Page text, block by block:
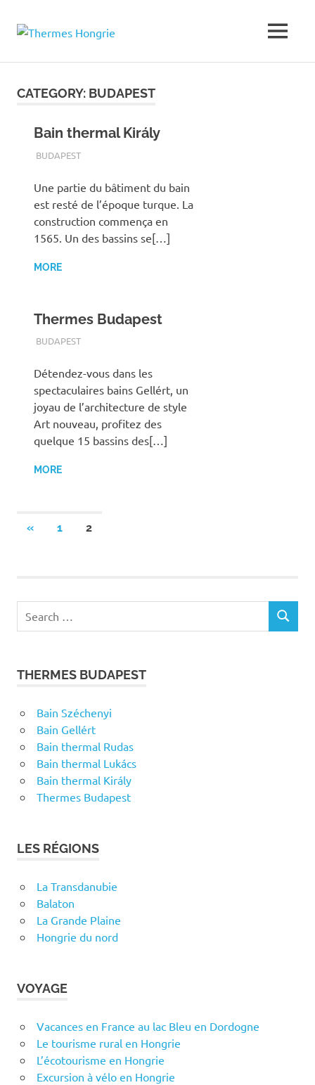
Hongrie
thermaux
Hongrie
MENU
CATEGORY: BUDAPEST
Bain thermal Király
TERMALFURDOK.COM
BUDAPEST
Une partie du bâtiment du bain
est resté de l’époque turque. La
construction commença en
1565. Un des bassins se[…]
MORE
Thermes Budapest
TERMALFURDOK.COM
BUDAPEST
Détendez-vous dans les
spectaculaires bains Gellért, un
joyau de l’architecture de style
Art nouveau, profitez des
quelque 15 bassins des[…]
MORE
Posts
«PREVIOUS
1 2
SEARCH
THERMES BUDAPEST
Bain Széchenyi
Bain Gellért
Bain thermal Rudas
Bain thermal Lukács
Bain thermal Király
Thermes Budapest
LES RÉGIONS
La Transdanubie
Balaton
La Grande Plaine
Hongrie du nord
VOYAGE
Vacances en France au lac Bleu en Dordogne
Le tourisme rural en Hongrie
L’écotourisme en Hongrie
Excursion à vélo en Hongrie